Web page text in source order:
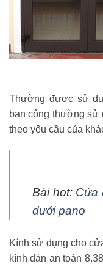
Thường được sử
ban công thường sử
theo yêu cầu của
Bài hot: Cửa
dưới pano
Kính sử dụng cho
kính dán an toàn